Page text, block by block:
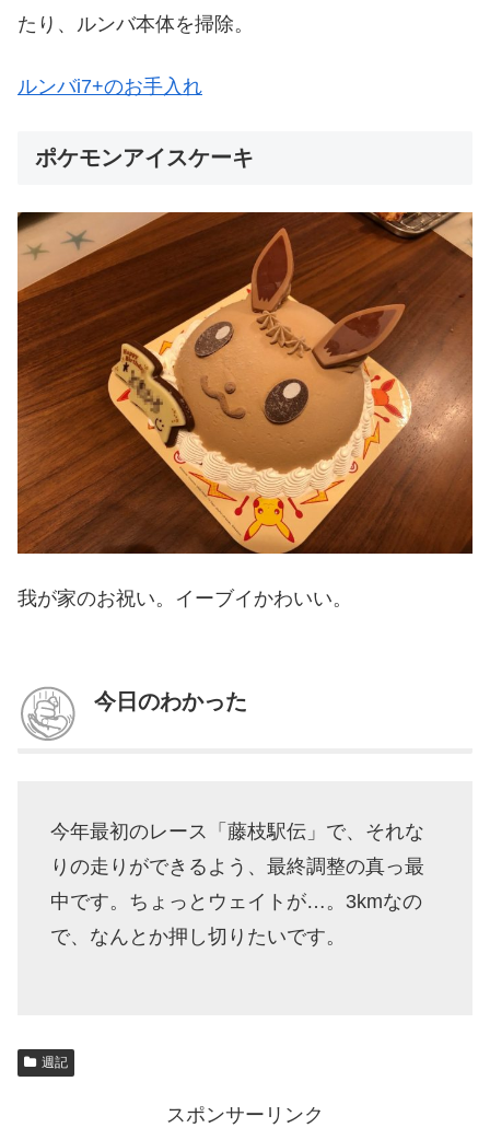
たり、ルンバ本体を掃除。
ルンバi7+のお手入れ
ポケモンアイスケーキ
我が家のお祝い。イーブイかわいい。
今日のわかった
今年最初のレース「藤枝駅伝」で、それな
りの走りができるよう、最終調整の真っ最
中です。ちょっとウェイトが…。3kmなの
で、なんとか押し切りたいです。
週記
スポンサーリンク